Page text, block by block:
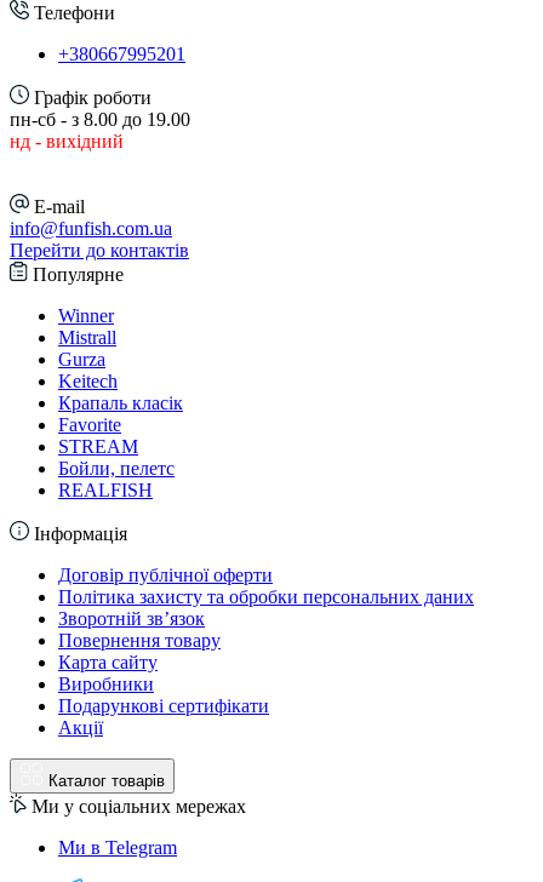
Телефони
+380667995201
Графік роботи
пн-сб - з 8.00 до 19.00
нд - вихідний
E-mail
info@funfish.com.ua
Перейти до контактів
Популярне
Winner
Mistrall
Gurza
Keitech
Крапаль класік
Favorite
STREAM
Бойли, пелетс
REALFISH
Інформація
Договір публічної оферти
Політика захисту та обробки персональних даних
Зворотній зв’язок
Повернення товару
Карта сайту
Виробники
Подарункові сертифікати
Акції
Каталог товарів
Ми у соціальних мережах
Ми в Telegram